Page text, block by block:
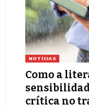
NOTÍCIAS
Como a
crítica no